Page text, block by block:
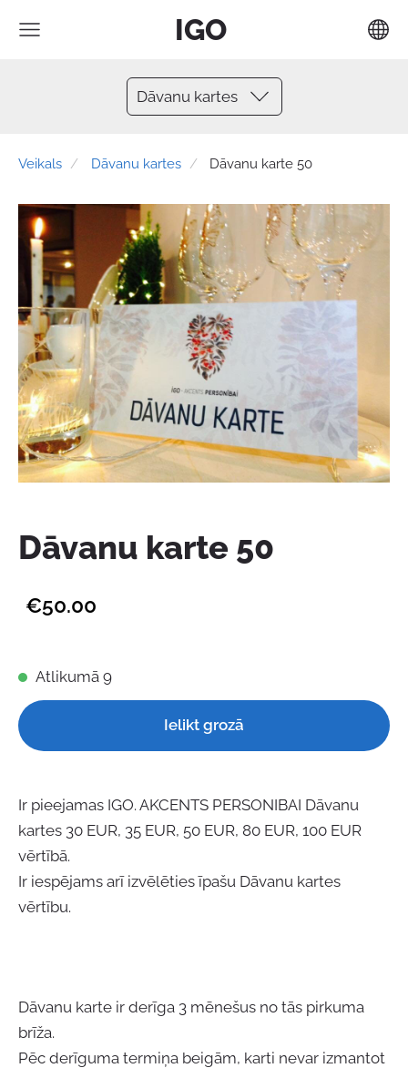
IGO
Dāvanu kartes
Veikals Dāvanu kartes Dāvanu karte 50
Dāvanu karte 50
€50.00
Atlikumā 9
Ielikt grozā
Ir pieejamas IGO. AKCENTS PERSONIBAI Dāvanu
kartes 30 EUR, 35 EUR, 50 EUR, 80 EUR, 100 EUR
vērtībā.
Ir iespējams arī izvēlēties īpašu Dāvanu kartes
vērtību.
Dāvanu karte ir derīga 3 mēnešus no tās pirkuma
brīža.
Pēc derīguma termiņa beigām, karti nevar izmantot